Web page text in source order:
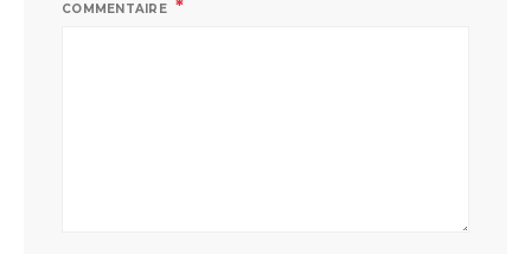
COMMENTAIRE